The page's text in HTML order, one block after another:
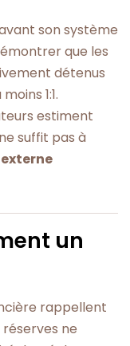
son système
que les
détenus
1:1.
estiment
suffit pas à
un
rappellent
ne